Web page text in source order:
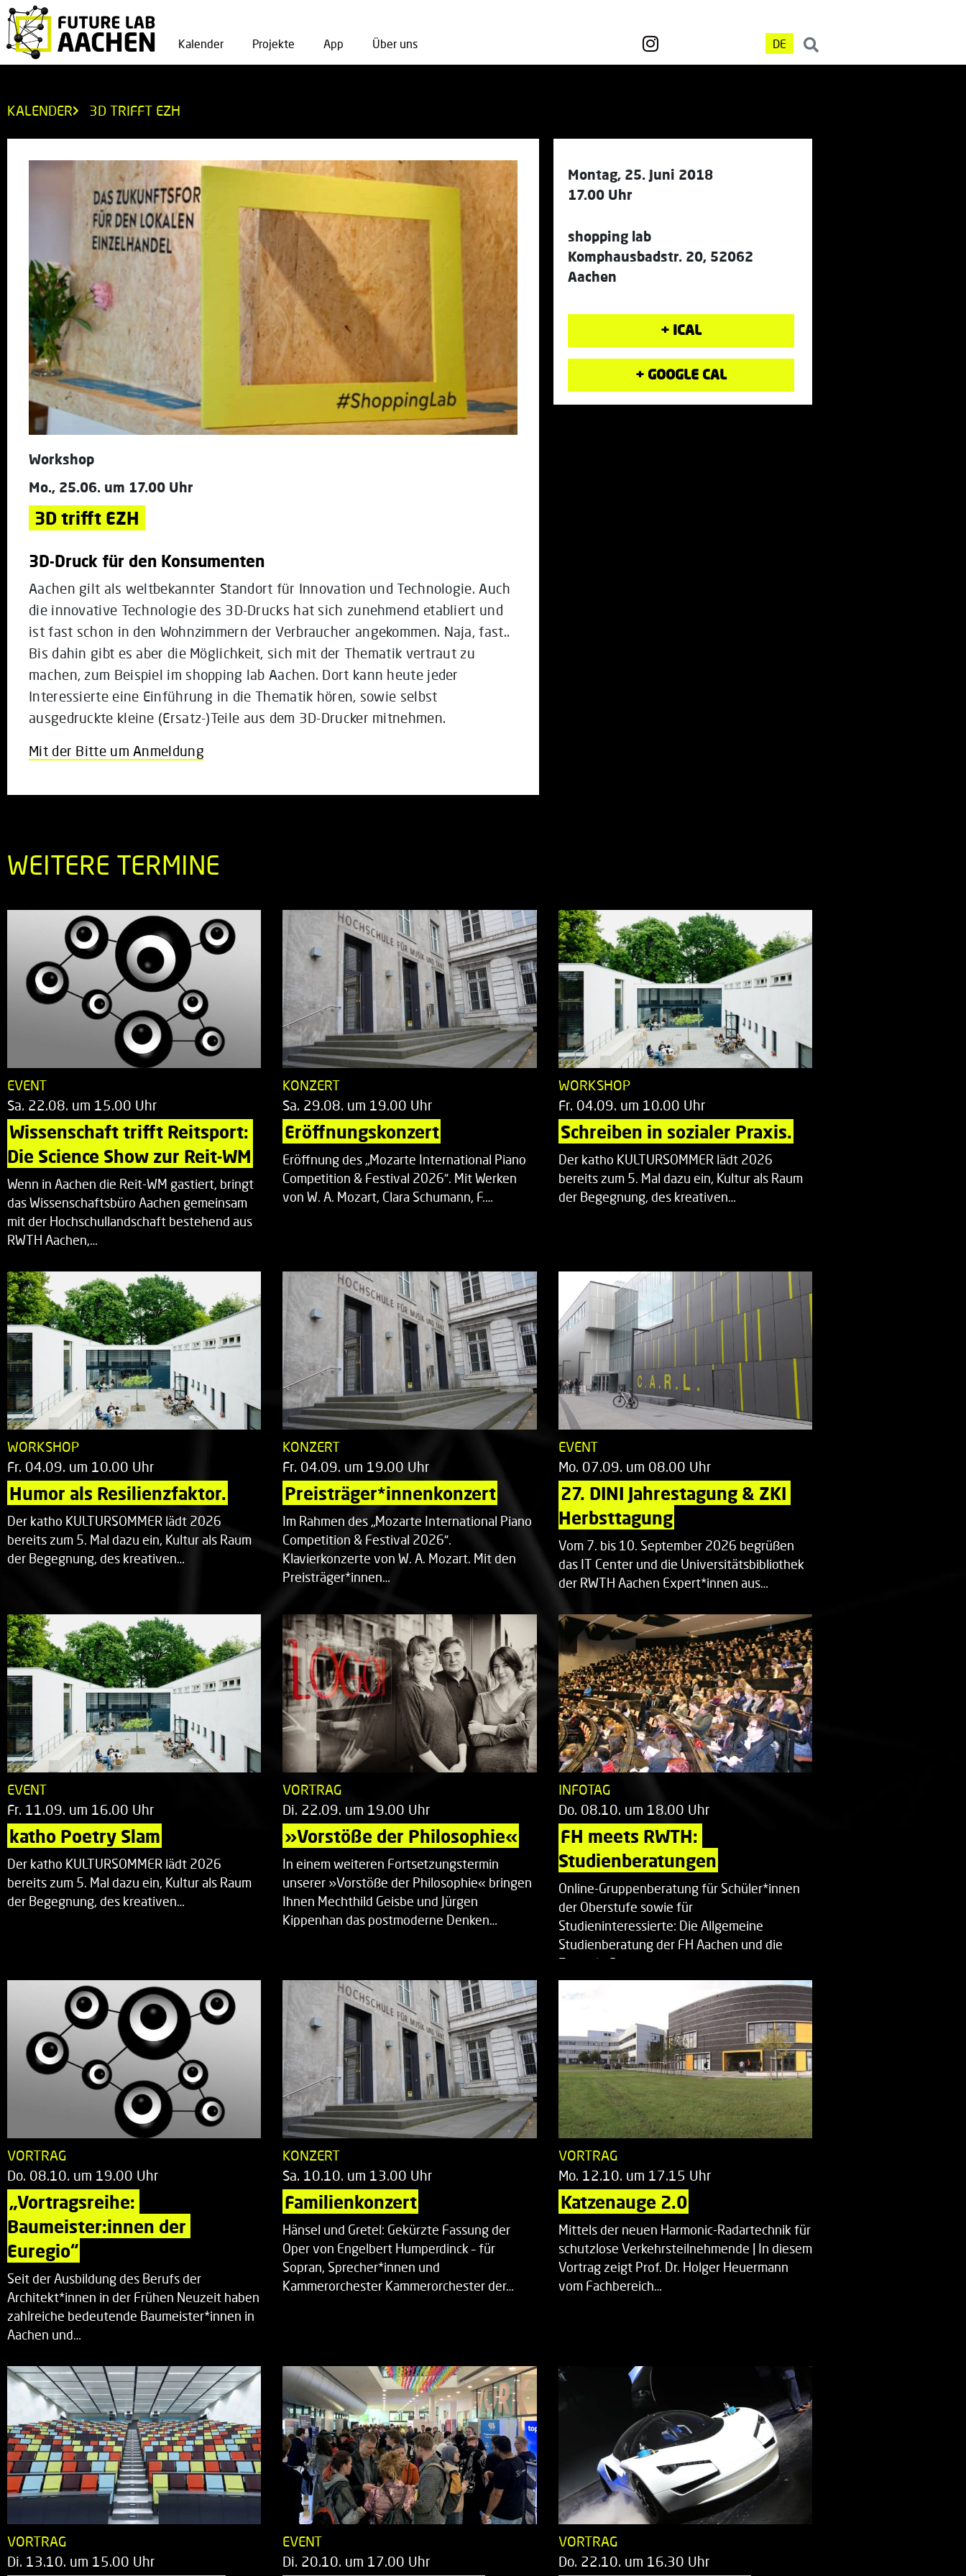
Kalender Projekte App Über uns DE
KALENDER 3D TRIFFT EZH
Workshop
Mo., 25.06. um 17.00 Uhr
3D trifft EZH
3D-Druck für den Konsumenten
Aachen gilt als weltbekannter Standort für Innovation und Technologie. Auch
die innovative Technologie des 3D-Drucks hat sich zunehmend etabliert und
ist fast schon in den Wohnzimmern der Verbraucher angekommen. Naja, fast..
Bis dahin gibt es aber die Möglichkeit, sich mit der Thematik vertraut zu
machen, zum Beispiel im shopping lab Aachen. Dort kann heute jeder
Interessierte eine Einführung in die Thematik hören, sowie selbst
ausgedruckte kleine (Ersatz-)Teile aus dem 3D-Drucker mitnehmen.
Mit der Bitte um Anmeldung
Montag, 25. Juni 2018
17.00 Uhr
shopping lab
Komphausbadstr. 20, 52062
Aachen
+ ICAL
+ GOOGLE CAL
WEITERE TERMINE
EVENT
Sa. 22.08. um 15.00 Uhr
Wissenschaft trifft Reitsport:
Die Science Show zur Reit-WM
Wenn in Aachen die Reit-WM gastiert, bringt
das Wissenschaftsbüro Aachen gemeinsam
mit der Hochschullandschaft bestehend aus
RWTH Aachen,…
KONZERT
Sa. 29.08. um 19.00 Uhr
Eröffnungskonzert
Eröffnung des „Mozarte International Piano
Competition & Festival 2026“. Mit Werken
von W. A. Mozart, Clara Schumann, F.…
WORKSHOP
Fr. 04.09. um 10.00 Uhr
Schreiben in sozialer Praxis.
Der katho KULTURSOMMER lädt 2026
bereits zum 5. Mal dazu ein, Kultur als Raum
der Begegnung, des kreativen…
WORKSHOP
Fr. 04.09. um 10.00 Uhr
Humor als Resilienzfaktor.
Der katho KULTURSOMMER lädt 2026
bereits zum 5. Mal dazu ein, Kultur als Raum
der Begegnung, des kreativen…
KONZERT
Fr. 04.09. um 19.00 Uhr
Preisträger*innenkonzert
Im Rahmen des „Mozarte International Piano
Competition & Festival 2026“.
Klavierkonzerte von W. A. Mozart. Mit den
Preisträger*innen…
EVENT
Mo. 07.09. um 08.00 Uhr
27. DINI Jahrestagung & ZKI
Herbsttagung
Vom 7. bis 10. September 2026 begrüßen
das IT Center und die Universitätsbibliothek
der RWTH Aachen Expert*innen aus…
EVENT
Fr. 11.09. um 16.00 Uhr
katho Poetry Slam
Der katho KULTURSOMMER lädt 2026
bereits zum 5. Mal dazu ein, Kultur als Raum
der Begegnung, des kreativen…
VORTRAG
Di. 22.09. um 19.00 Uhr
»Vorstöße der Philosophie«
In einem weiteren Fortsetzungstermin
unserer »Vorstöße der Philosophie« bringen
Ihnen Mechthild Geisbe und Jürgen
Kippenhan das postmoderne Denken…
INFOTAG
Do. 08.10. um 18.00 Uhr
FH meets RWTH:
Studienberatungen
Online-Gruppenberatung für Schüler*innen
der Oberstufe sowie für
Studieninteressierte: Die Allgemeine
Studienberatung der FH Aachen und die
Zentrale Studienberatung…
VORTRAG
Do. 08.10. um 19.00 Uhr
„Vortragsreihe:
Baumeister:innen der
Euregio“
Seit der Ausbildung des Berufs der
Architekt*innen in der Frühen Neuzeit haben
zahlreiche bedeutende Baumeister*innen in
Aachen und…
KONZERT
Sa. 10.10. um 13.00 Uhr
Familienkonzert
Hänsel und Gretel: Gekürzte Fassung der
Oper von Engelbert Humperdinck – für
Sopran, Sprecher*innen und
Kammerorchester Kammerorchester der…
VORTRAG
Mo. 12.10. um 17.15 Uhr
Katzenauge 2.0
Mittels der neuen Harmonic-Radartechnik für
schutzlose Verkehrsteilnehmende | In diesem
Vortrag zeigt Prof. Dr. Holger Heuermann
vom Fachbereich…
VORTRAG
Di. 13.10. um 15.00 Uhr
EVENT
Di. 20.10. um 17.00 Uhr
VORTRAG
Do. 22.10. um 16.30 Uhr